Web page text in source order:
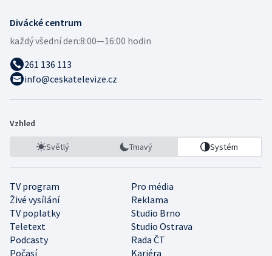
Divácké centrum
každý všední den:8:00—16:00 hodin
261 136 113
info@ceskatelevize.cz
Vzhled
Světlý Tmavý Systém
TV program
Pro média
Živé vysílání
Reklama
TV poplatky
Studio Brno
Teletext
Studio Ostrava
Podcasty
Rada ČT
Počasí
Kariéra